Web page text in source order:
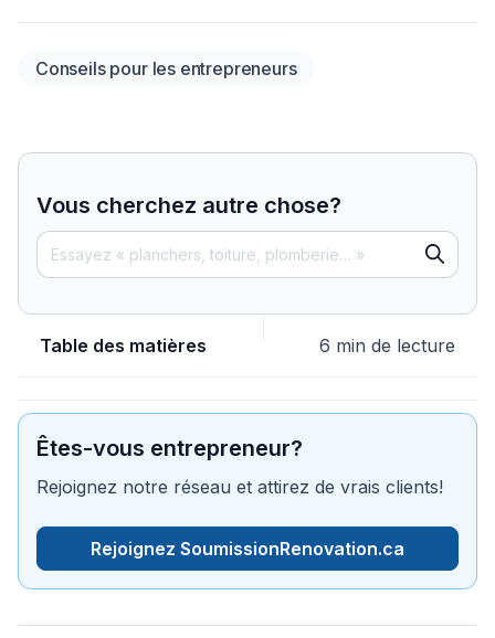
Conseils pour les entrepreneurs
Vous cherchez autre chose?
Table des matières 6 min de lecture
Êtes-vous entrepreneur?
Rejoignez notre réseau et attirez de vrais clients!
Rejoignez SoumissionRenovation.ca